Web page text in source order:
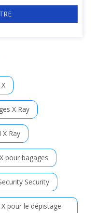
X Ray
Ray
pour bagages
Security
pour le dépistage